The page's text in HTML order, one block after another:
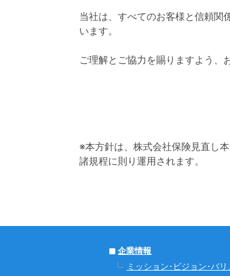
当社は、すべてのお客様と信頼関
います。
ご理解とご協力を賜りますよう、
※本方針は、株式会社保険見直し
諸規程に則り運用されます。
企業情報
ミッション･ビジョン･バリ